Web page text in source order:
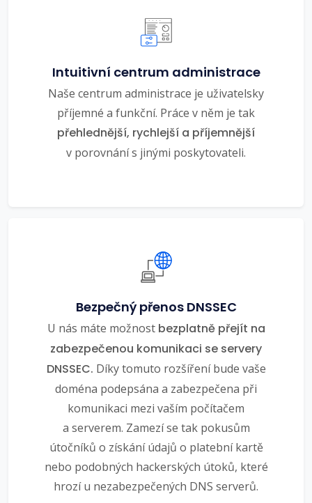
Intuitivní centrum administrace
Naše centrum administrace je uživatelsky
příjemné a funkční. Práce v něm je tak
přehlednější, rychlejší a příjemnější
v porovnání s jinými poskytovateli.
Bezpečný přenos DNSSEC
U nás máte možnost bezplatně přejít na
zabezpečenou komunikaci se servery
DNSSEC. Díky tomuto rozšíření bude vaše
doména podepsána a zabezpečena při
komunikaci mezi vaším počítačem
a serverem. Zamezí se tak pokusům
útočníků o získání údajů o platební kartě
nebo podobných hackerských útoků, které
hrozí u nezabezpečených DNS serverů.